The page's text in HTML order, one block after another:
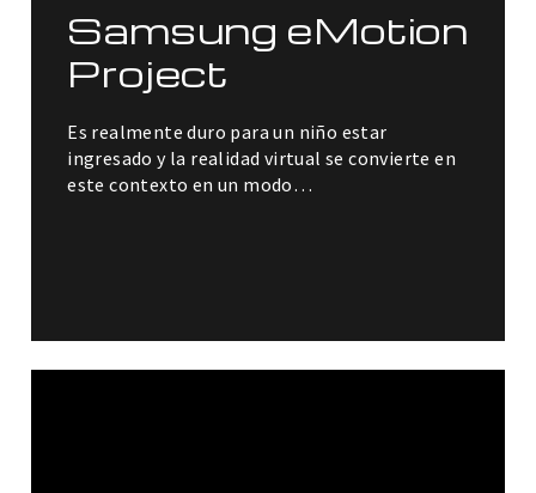
Samsung eMotion
Project
Es realmente duro para un niño estar
ingresado y la realidad virtual se convierte en
este contexto en un modo…